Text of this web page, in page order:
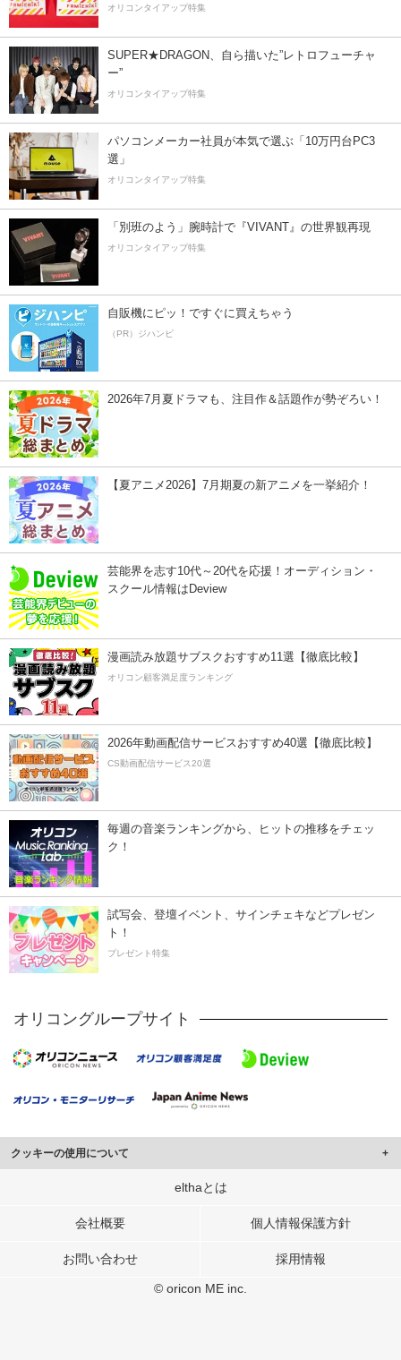
オリコンタイアップ特集
SUPER★DRAGON、自ら描いた”レトロフューチャ
ー”
オリコンタイアップ特集
パソコンメーカー社員が本気で選ぶ「10万円台PC3
選」
オリコンタイアップ特集
「別班のよう」腕時計で『VIVANT』の世界観再現
オリコンタイアップ特集
自販機にピッ！ですぐに買えちゃう
（PR）ジハンピ
2026年7月夏ドラマも、注目作＆話題作が勢ぞろい！
【夏アニメ2026】7月期夏の新アニメを一挙紹介！
芸能界を志す10代～20代を応援！オーディション・
スクール情報はDeview
漫画読み放題サブスクおすすめ11選【徹底比較】
オリコン顧客満足度ランキング
2026年動画配信サービスおすすめ40選【徹底比較】
CS動画配信サービス20選
毎週の音楽ランキングから、ヒットの推移をチェッ
ク！
試写会、登壇イベント、サインチェキなどプレゼン
ト！
プレゼント特集
オリコングループサイト
クッキーの使用について
このサイトでは Cookie を使用して、ユーザーに合わせたコンテンツや広告の
行っています。
メディアや広告配信、データ解析の各パートナーに提供しています。
elthaとは
会社概要 個人情報保護方針
お問い合わせ 採用情報
© oricon ME inc.